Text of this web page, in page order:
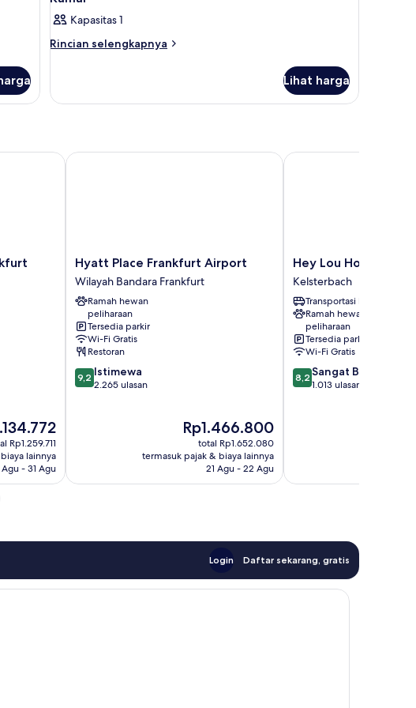
Kapasitas 1
Rincian selengkapnya
Rincian
Kamar
Lihat harga
Rp1.259.711
lainnya
- 31 Agu
Airport by IHG
Hyatt
Place
Frankfurt
Airport
Wilayah
Bandara
Frankfurt
Hyatt Place Frankfurt Airport
Wilayah Bandara Frankfurt
Ramah hewan
peliharaan
Tersedia parkir
Wi-Fi Gratis
Restoran
9.2
dari
9,2 Istimewa
2.265 ulasan
Harga
sekarang
Rp1.466.800
Rp1.466.800
total Rp1.652.080
termasuk pajak & biaya lainnya
21 Agu - 22 Agu
Hyatt Place Frankfurt Airport
Hey
Lou
Hotel
Frankfurt
Airport
Kelsterbach
Hey Lou Hotel
Kelsterbach
Transportasi bandara
Ramah hewan
peliharaan
Tersedia parkir
Wi-Fi Gratis
8.2
dari
8,2 Sangat Baik
1.013 ulasan
Hey Lou Hotel
Login Daftar sekarang, gratis